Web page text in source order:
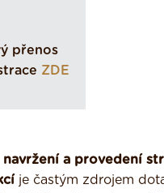
přenos
ZDE
navržení a provedení
je častým zdrojem